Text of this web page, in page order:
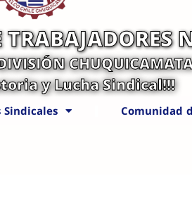
y Lucha Sindical!!!
Sindicales Comunidad